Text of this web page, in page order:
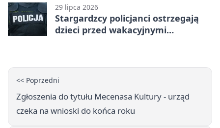
29 lipca 2026
Stargardzcy policjanci ostrzegają
dzieci przed wakacyjnymi
<< Poprzedni
Zgłoszenia do tytułu Mecenasa Kultury - urząd
czeka na wnioski do końca roku